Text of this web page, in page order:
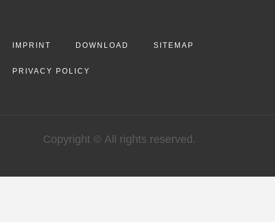
IMPRINT DOWNLOAD SITEMAP
PRIVACY POLICY
Copyright © All rights reserved.